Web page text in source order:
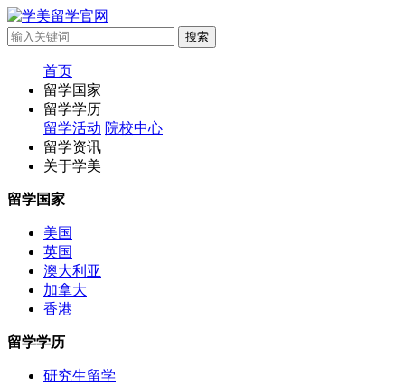
首页
留学国家
留学学历
留学活动 院校中心
留学资讯
关于学美
留学国家
美国
英国
澳大利亚
加拿大
香港
留学学历
研究生留学